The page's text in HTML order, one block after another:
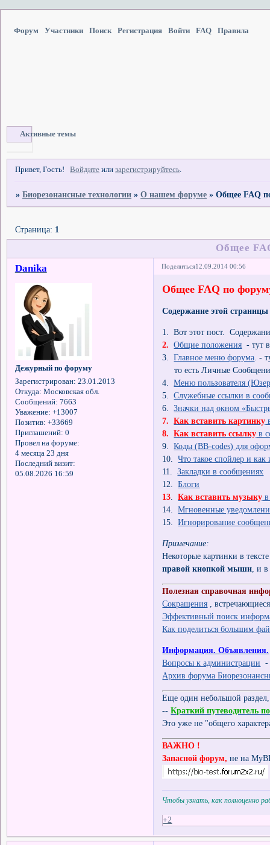
Форум Участники Поиск Регистрация Войти FAQ Правила
Активные темы
Привет, Гость! Войдите илизарегистрируйтесь.
»Биорезонансные технологии »О нашем форуме »Общее FAQ
Общее
Страница: 1
Поделиться12.09.2014 00:56
Danika
Дежурный по форуму
Зарегистрирован: 23.01.2013
Откуда: Московская обл.
Сообщений: 7663
Уважение: +13007
Позитив: +33669
Приглашений: 0
Провел на форуме:
4 месяца 23 дня
Последний визит:
05.08.2026 16:59
Общее FAQ по
Содержание этой страницы
1. Вот этот пост.
2. Общие положения - тут
3.Главное меню форума . -
то есть Личные
4.Меню пользователя
5.Служебные ссылки в
6.Значки над окном
7. Как вставить картинку
8. Как вставить ссылку в
9.Коды (BB-codes) для
10.Что такое спойлер и как
11.Закладки в сообщениях
12.Блоги
13 .Как вставить музыку
14.Мгновенные
15.Игнорирование
Примечание:
Некоторые картинки в
правой кнопкой мыши , и
Полезная справочная
Сокращения ,
Эффективный поиск
Как поделиться большим
Информация. Объявления.
Вопросы к администрации -
Архив форума
Еще один небольшой
--Краткий путеводитель
Это уже не "общего
ВАЖНО !
Запасной форум, не на
Чтобы узнать, как полноценно
+2